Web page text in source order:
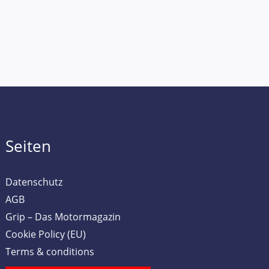
Seiten
Datenschutz
AGB
Grip – Das Motormagazin
Cookie Policy (EU)
Terms & conditions